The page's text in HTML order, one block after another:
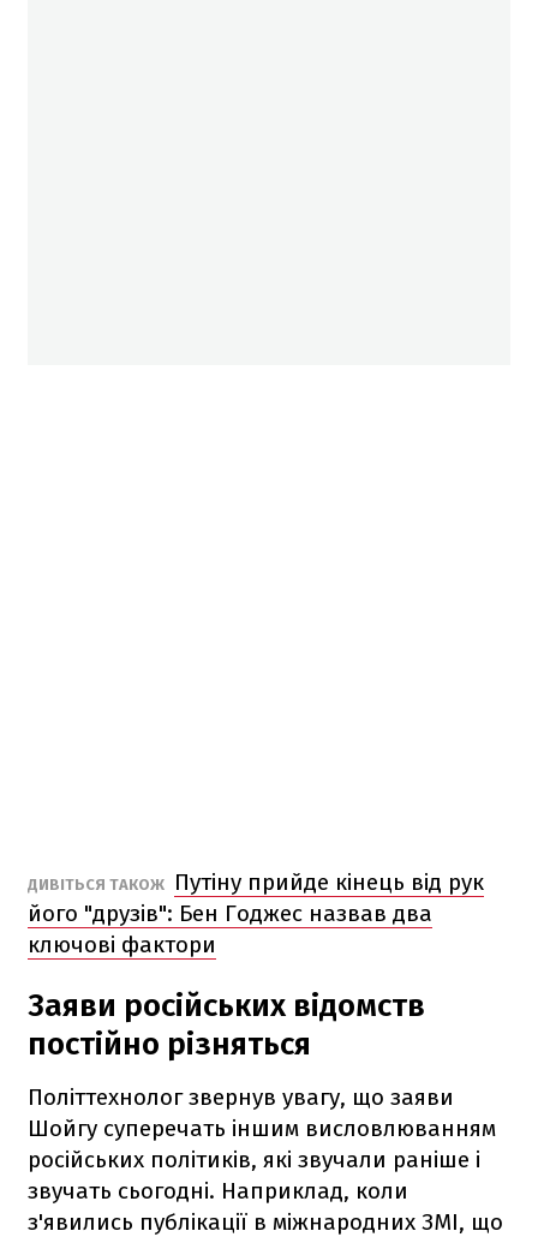
ДИВІТЬСЯ ТАКОЖ
Путіну прийде кінець від рук
його "друзів": Бен Годжес назвав два
ключові фактори
Заяви російських відомств
постійно різняться
Політтехнолог звернув увагу, що заяви
Шойгу суперечать іншим висловлюванням
російських політиків, які звучали раніше і
звучать сьогодні. Наприклад, коли
з'явились публікації в міжнародних ЗМІ, що